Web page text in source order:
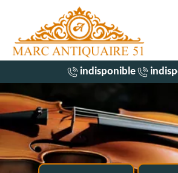
indisponible